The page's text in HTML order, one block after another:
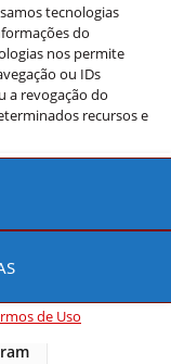
tecnologias
do
nos permite
ou IDs
a revogação do
recursos e
de Uso
dos próprios